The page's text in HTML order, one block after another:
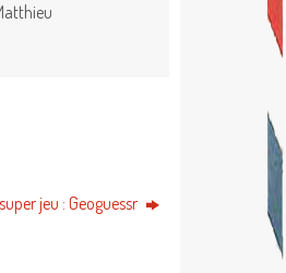
jeu : Geoguessr